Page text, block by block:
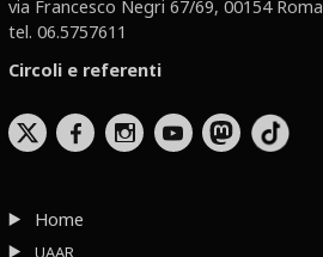
via Francesco Negri 67/69, 00154 Roma
tel. 06.5757611
Circoli e referenti
b x r
Home
UAAR